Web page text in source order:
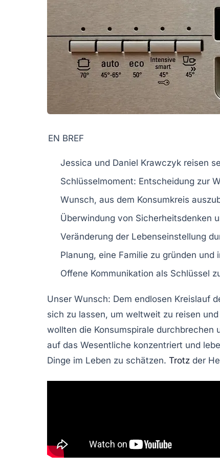
EN BREF
Jessica und Daniel Krawczyk reisen
Schlüsselmoment: Entscheidung zur
Wunsch, aus dem Konsumkreis
Überwindung von Sicherheitsdenken
Veränderung der Lebenseinstellung
Planung, eine Familie zu gründen und
Offene Kommunikation als Schlüssel
Unser Wunsch: Dem endlosen Kreislauf
sich zu lassen, um weltweit zu reisen
wollten die Konsumspirale durchbrechen
auf das Wesentliche konzentriert und
Dinge im Leben zu schätzen. Trotz der